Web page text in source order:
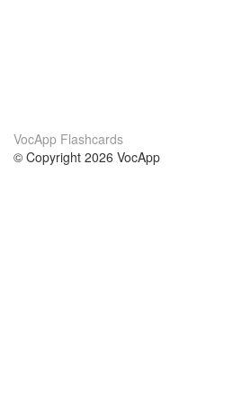
VocApp Flashcards
© Copyright 2026 VocApp